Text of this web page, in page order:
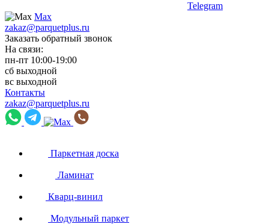
Telegram
Max
zakaz@parquetplus.ru
Заказать обратный звонок
На связи:
пн-пт 10:00-19:00
сб выходной
вс выходной
Контакты
zakaz@parquetplus.ru
Паркетная доска
Ламинат
Кварц-винил
Модульный паркет